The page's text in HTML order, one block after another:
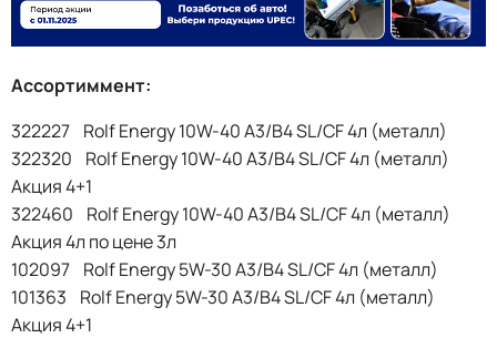
Ассортиммент:
322227 Rolf Energy 10W-40 A3/B4 SL/CF 4л (металл)
322320 Rolf Energy 10W-40 A3/B4 SL/CF 4л (металл)
Акция 4+1
322460 Rolf Energy 10W-40 A3/B4 SL/CF 4л (металл)
Акция 4л по цене 3л
102097 Rolf Energy 5W-30 A3/B4 SL/CF 4л (металл)
101363 Rolf Energy 5W-30 A3/B4 SL/CF 4л (металл)
Акция 4+1